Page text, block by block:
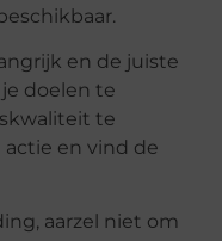
en de juiste
doelen te
te
en vind de
aarzel niet om